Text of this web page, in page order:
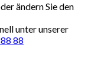
ändern Sie den
unter unserer
88